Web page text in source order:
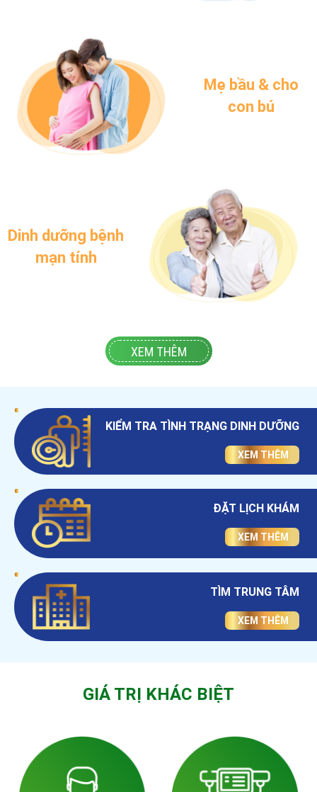
Mẹ bầu & cho
con bú
Dinh dưỡng bệnh
mạn tính
XEM THÊM
KIỂM TRA TÌNH TRẠNG DINH DƯỠNG
XEM THÊM
ĐẶT LỊCH KHÁM
XEM THÊM
TÌM TRUNG TÂM
XEM THÊM
GIÁ TRỊ KHÁC BIỆT